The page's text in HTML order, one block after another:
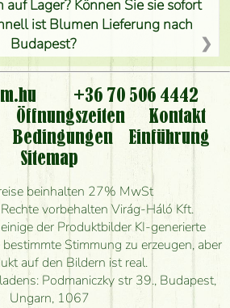
Lager? Können Sie sie sofort
ist Blumen Lieferung nach
Budapest?
non stop geöffnet?
Blumenstrauß persönlich
nur per Blumenversand?
für ländliche Gebiete möglich?
heute Blumen mit Lieferung
bestellen?
Sie den Blumenstrauß
können Sie ihn frühestens
liefern?
+36 70 506 4442
Öffnungszeiten
Kontakt
Bedingungen
Einführung
Sitemap
beinhalten 27% MwSt
vorbehalten Virág-Háló Kft.
der Produktbilder KI-generierte
Stimmung zu erzeugen, aber
auf den Bildern ist real.
Podmaniczky str 39., Budapest,
Ungarn, 1067